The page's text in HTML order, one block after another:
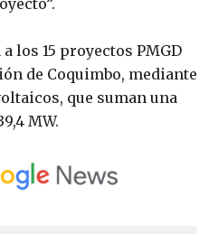
los 15 proyectos PMGD
de Coquimbo, mediante
que suman una
MW.